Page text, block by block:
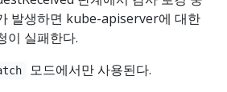
발생하면 kube-apiserver에 대한
이 실패한다.
모드에서만 사용된다.